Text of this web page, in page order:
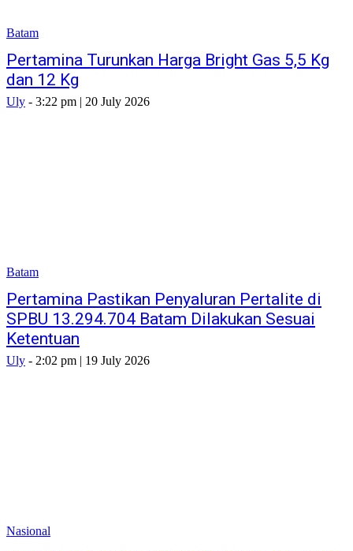
Batam
Pertamina Turunkan Harga Bright Gas 5,5 Kg
dan 12 Kg
Uly - 3:22 pm | 20 July 2026
Batam
Pertamina Pastikan Penyaluran Pertalite di
SPBU 13.294.704 Batam Dilakukan Sesuai
Ketentuan
Uly - 2:02 pm | 19 July 2026
Nasional